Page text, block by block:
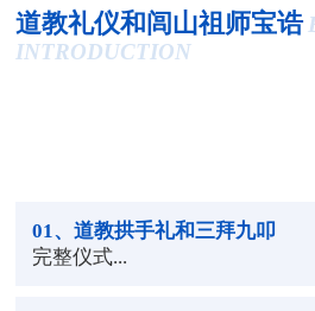
道教礼仪和闾山祖师宝诰
INTRODUCTION
01 、道教拱手礼和三拜九叩
完整仪式...